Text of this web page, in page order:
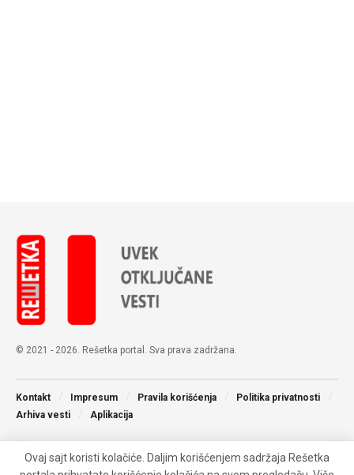
© 2021 - 2026. Rešetka portal. Sva prava zadržana.
Kontakt Impresum Pravila korišćenja
Politika privatnosti
Arhiva vesti
Aplikacija
Ovaj sajt koristi kolačiće. Daljim korišćenjem sadržaja Rešetka